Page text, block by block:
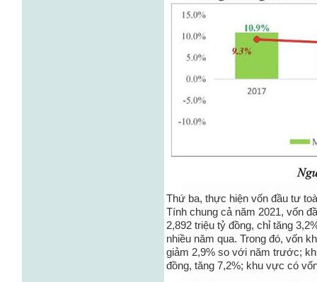
Thứ ba, thực hiện vốn đầu tư
Tính chung cả năm 2021, vốn
2,892 triệu tỷ đồng, chỉ tăng
nhiều năm qua. Trong đó, vốn
giảm 2,9% so với năm trước;
đồng, tăng 7,2%; khu vực có